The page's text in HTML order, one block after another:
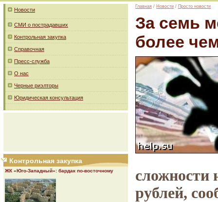
Новости
СМИ о пострадавших
Контрольная закупка
Справочная
Пресс-служба
О нас
Черные риэлторы
Юридическая консультация
Контрольная закупка
ЖК «Юго-Западный»: бардак по-восточному
Главная / Новости / Просто новости
За семь
более
сложности
рублей,